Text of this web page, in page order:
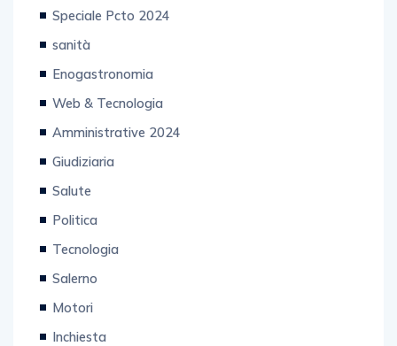
Speciale Pcto 2024
sanità
Enogastronomia
Web & Tecnologia
Amministrative 2024
Giudiziaria
Salute
Politica
Tecnologia
Salerno
Motori
Inchiesta